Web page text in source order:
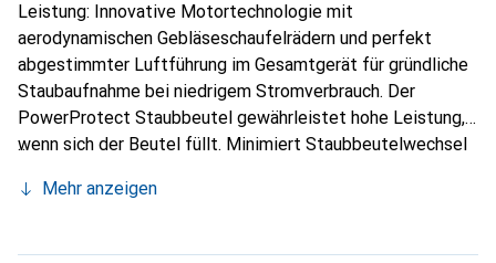
Leistung: Innovative Motortechnologie mit
aerodynamischen Gebläseschaufelrädern und perfekt
abgestimmter Luftführung im Gesamtgerät für gründliche
Staubaufnahme bei niedrigem Stromverbrauch. Der
PowerProtect Staubbeutel gewährleistet hohe Leistung,
wenn sich der Beutel füllt. Minimiert Staubbeutelwechsel
(bei teilgefülltem Staubbeutel) und beste
PowerProtect Staubbeutel vom Typ G ALL.
Mehr anzeigen